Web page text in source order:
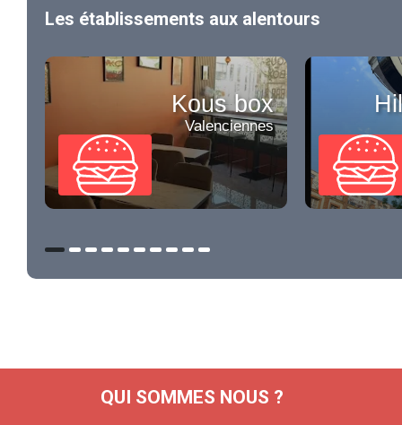
Les établissements aux alentours
Kous box
Valenciennes
QUI SOMMES NOUS ?